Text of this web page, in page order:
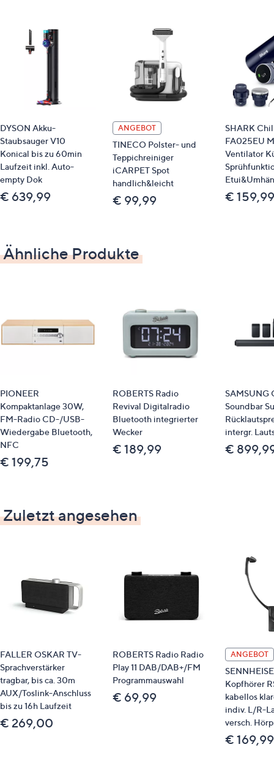
Maße
ca. 365 x 115 x 227 mm
Gewicht
ca. 2,98 kg
Identifikationsnummer
GTIN: 5025232944279
DYSON Akku-
Staubsauger V10
Konical bis zu 60min
Laufzeit inkl. Auto-
empty Dok
€ 639,99
ANGEBOT
TINECO Polster- und
Teppichreiniger
iCARPET Spot
handlich&leicht
€ 99,99
SHARK
FA025EU
Ventilator
€ 159,99
Ähnliche Produkte
PIONEER
Kompaktanlage 30W,
FM-Radio CD-/USB-
Wiedergabe Bluetooth,
NFC
€ 199,75
ROBERTS Radio
Revival Digitalradio
Bluetooth integrierter
Wecker
€ 189,99
SAMSUNG
Soundbar
intergr.
€
Zuletzt angesehen
FALLER OSKAR TV-
Sprachverstärker
tragbar, bis ca. 30m
AUX/Toslink-Anschluss
bis zu 16h Laufzeit
€ 269,00
ROBERTS Radio Radio
Play 11 DAB/DAB+/FM
Programmauswahl
€ 69,99
ANGEBOT
Kopfhörer
kabellos
indiv. L/R-
versch.
€ 169,99